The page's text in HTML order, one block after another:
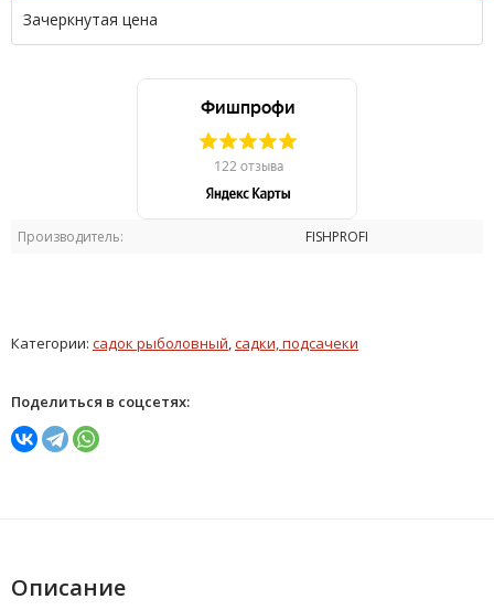
Производитель: FISHPROFI
Зачеркнутая цена
Категории: садок рыболовный,садки, подсачеки
Поделиться в соцсетях:
Описание